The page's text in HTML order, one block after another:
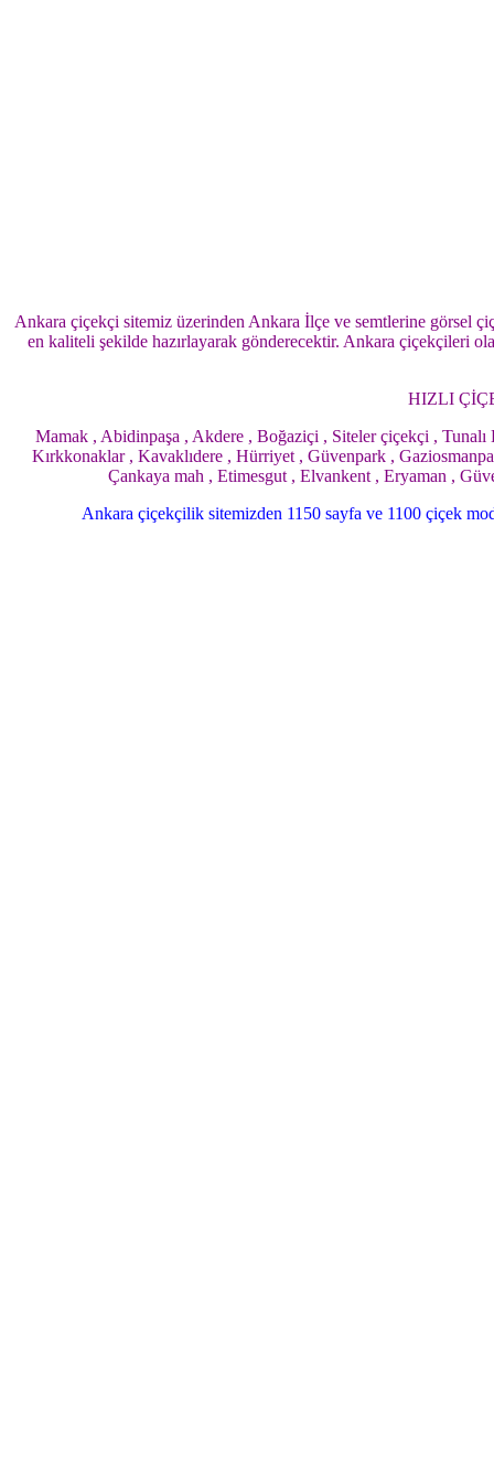
Ankara çiçekçi sitemiz üzerinden Ankara İlçe ve semtlerine görsel
en kaliteli şekilde hazırlayarak gönderecektir. Ankara çiçekçileri
HIZLI
Mamak , Abidinpaşa , Akdere , Boğaziçi , Siteler çiçekçi ,
Kırkkonaklar , Kavaklıdere , Hürriyet , Güvenpark ,
Çankaya mah , Etimesgut , Elvankent , Eryaman ,
Ankara çiçekçilik sitemizden 1150 sayfa ve 1100 çiçek